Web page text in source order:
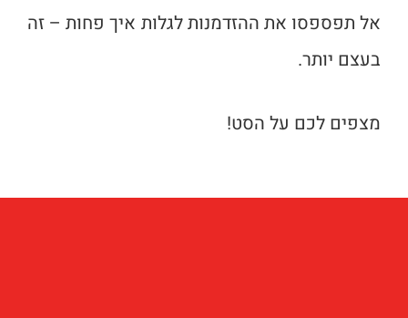
אל תפספסו את ההזדמנות לגלות איך פחות – זה
בעצם יותר.
מצפים לכם על הסט!